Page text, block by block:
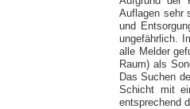
Auflagen sehr
und
ungefährlich.
alle Melder
Raum) als
Das Suchen
Schicht mit
entsprechend